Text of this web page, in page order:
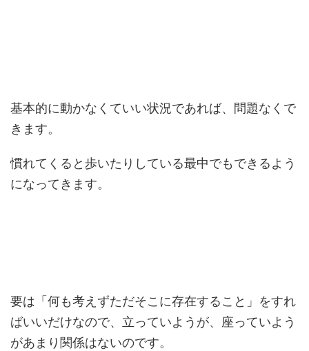
基本的に動かなくていい状況であれば、問題なくで
きます。
慣れてくると歩いたりしている最中でもできるよう
になってきます。
要は「何も考えずただそこに存在すること」をすれ
ばいいだけなので、立っていようが、座っていよう
があまり関係はないのです。